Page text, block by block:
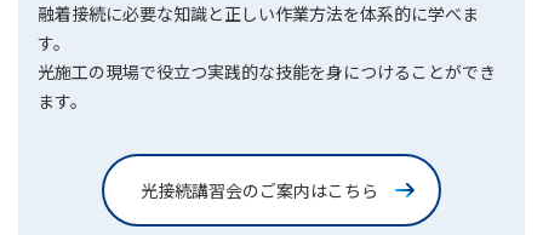
融着接続に必要な知識と正しい作業方法を体系的に学べま
す。
光施工の現場で役立つ実践的な技能を身につけることができ
ます。
光接続講習会のご案内はこちら